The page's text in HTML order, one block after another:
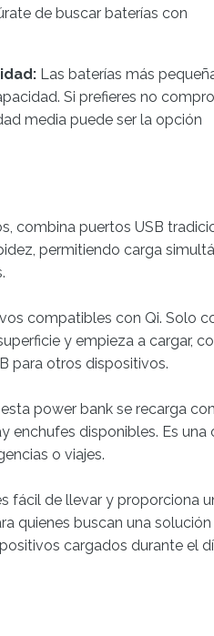
de buscar baterías con
Las baterías más
Si prefieres no
media puede ser la opción
combina puertos USB
permitiendo carga
compatibles con Qi. Solo
y empieza a cargar,
para otros dispositivos.
power bank se recarga
enchufes disponibles. Es una
o viajes.
fácil de llevar y proporciona
quienes buscan una solución
cargados durante el